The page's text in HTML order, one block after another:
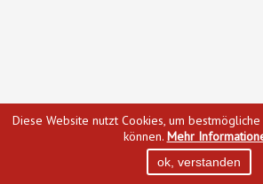
Diese Website nutzt Cookies, um
können. Mehr
ok, verstanden